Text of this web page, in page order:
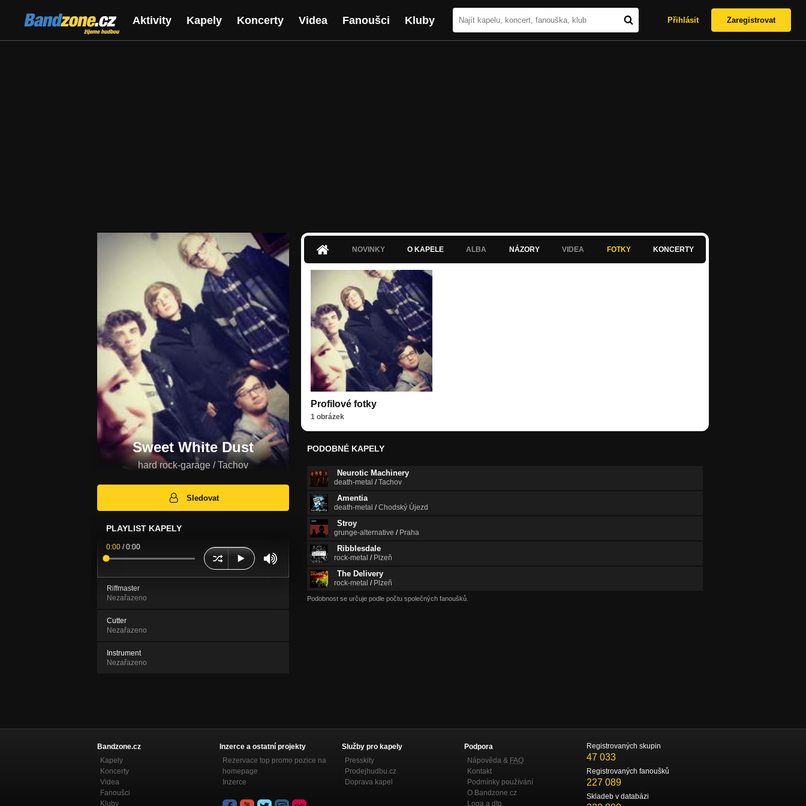
Bandzone.cz
žijeme hudbou
Aktivity Kapely Koncerty Videa Fanoušci Kluby Přihlásit Zaregistrovat
Sweet White Dust
hard rock-garage / Tachov
Sledovat
PLAYLIST KAPELY
0:00 /0:00
Riffmaster
Nezařazeno
Cutter
Nezařazeno
Instrument
Nezařazeno
NOVINKY O KAPELE ALBA NÁZORY VIDEA FOTKY KONCERTY
Profilové fotky
1 obrázek
PODOBNÉ KAPELY
Neurotic Machinery
death-metal /Tachov
Amentia
death-metal /Chodský Újezd
Stroy
grunge-alternative / Praha
Ribblesdale
rock-metal / Plzeň
The Delivery
rock-metal / Plzeň
Podobnost se určuje podle počtu společných fanoušků.
Bandzone.cz
Kapely
Koncerty
Videa
Fanoušci
Kluby
Inzerce a ostatní projekty
Rezervace top promo pozice na
homepage
Inzerce
Služby pro kapely
Presskity
Prodejhudbu.cz
Doprava kapel
Podpora
Nápověda & FAQ
Kontakt
Podmínky používání
O Bandzone.cz
Loga a dtp.
Registrovaných skupin
47 033
Registrovaných fanoušků
227 089
Skladeb v databázi